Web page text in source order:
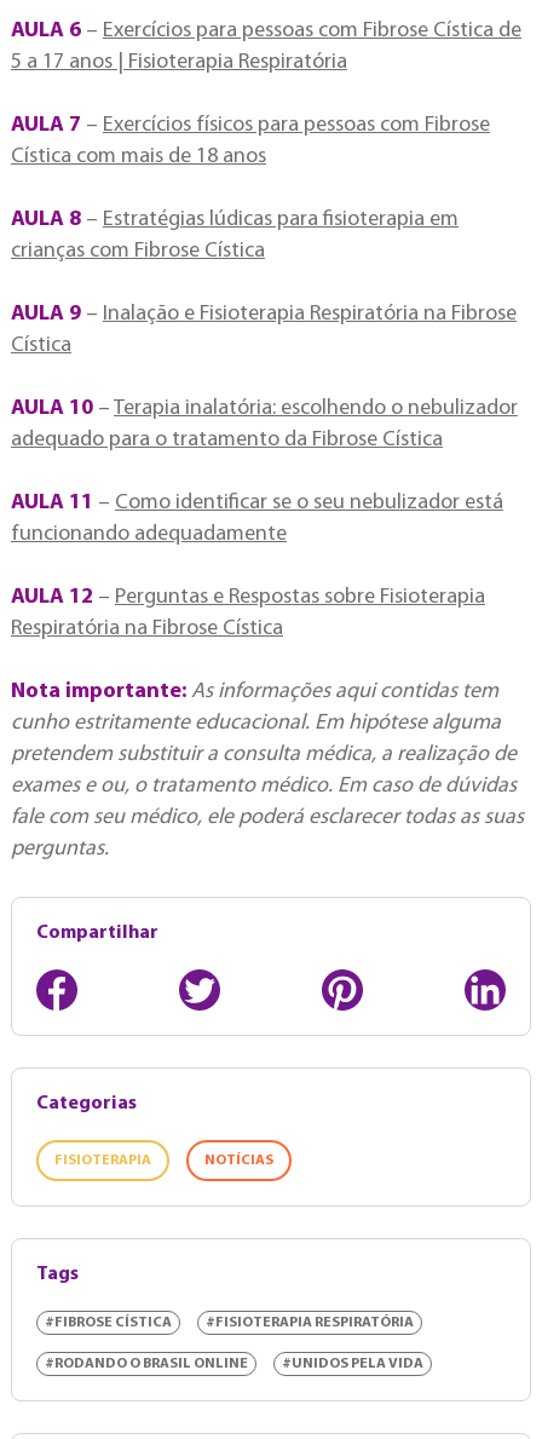
AULA 6 – Exercícios para pessoas com Fibrose Cística de
5 a 17 anos | Fisioterapia Respiratória
AULA 7 – Exercícios físicos para pessoas com Fibrose
Cística com mais de 18 anos
AULA 8– Estratégias lúdicas para fisioterapia em
crianças com Fibrose Cística
AULA 9 – Inalação e Fisioterapia Respiratória na Fibrose
Cística
AULA 10– Terapia inalatória: escolhendo o nebulizador
adequado para o tratamento da Fibrose Cística
AULA 11 – Como identificar se o seu nebulizador está
funcionando adequadamente
AULA 12 – Perguntas e Respostas sobre Fisioterapia
Respiratória na Fibrose Cística
Nota importante:As informações aqui contidas tem
cunho estritamente educacional. Em hipótese alguma
pretendem substituir a consulta médica, a realização de
exames e ou, o tratamento médico. Em caso de dúvidas
fale com seu médico, ele poderá esclarecer todas as suas
perguntas.
Compartilhar
Categorias
FISIOTERAPIA NOTÍCIAS
Tags
#FIBROSE CÍSTICA #FISIOTERAPIA RESPIRATÓRIA
#RODANDO O BRASIL ONLINE #UNIDOS PELA VIDA